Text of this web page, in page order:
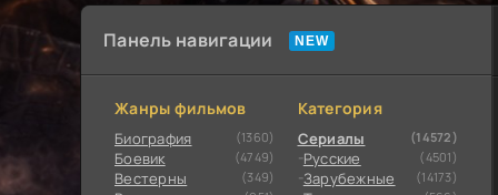
Панель навигации
Жанры фильмов
Биография (1360)
Боевик (4749)
Вестерны (349)
Категория
Сериалы (14572)
Русские (4501)
Зарубежные (14173)